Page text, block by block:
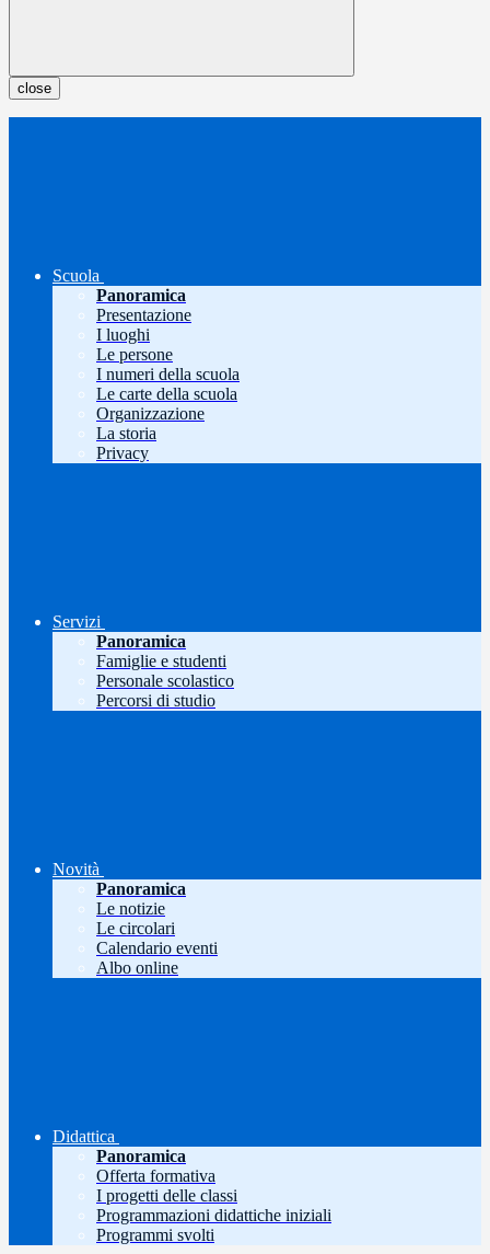
close
Scuola
Panoramica
Presentazione
I luoghi
Le persone
I numeri della scuola
Le carte della scuola
Organizzazione
La storia
Privacy
Servizi
Panoramica
Famiglie e studenti
Personale scolastico
Percorsi di studio
Novità
Panoramica
Le notizie
Le circolari
Calendario eventi
Albo online
Didattica
Panoramica
Offerta formativa
I progetti delle classi
Programmazioni didattiche iniziali
Programmi svolti